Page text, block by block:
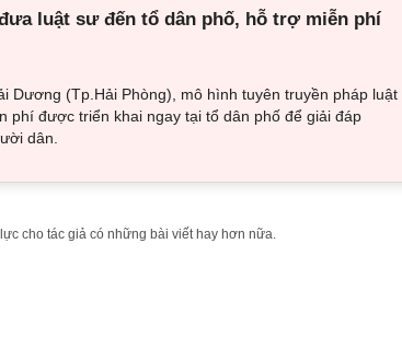
luật sư đến tổ dân phố, hỗ trợ miễn phí
Dương (Tp.Hải Phòng), mô hình tuyên truyền pháp luật
phí được triển khai ngay tại tổ dân phố để giải đáp
dân.
cho tác giả có những bài viết hay hơn nữa.